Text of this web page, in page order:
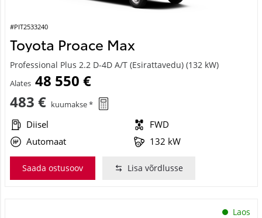
#PIT2533240
Toyota Proace Max
Professional Plus 2.2 D-4D A/T (Esirattavedu) (132 kW)
Alates 48 550 €
483 € kuumakse *
Diisel
FWD
Automaat
132 kW
Saada ostusoov Lisa võrdlusse
Laos